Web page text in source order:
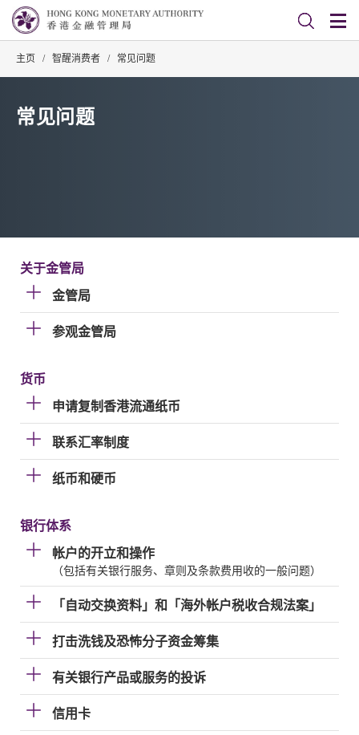
主页 / 智醒消费者 / 常见问题
常见问题
关于金管局
金管局
参观金管局
货币
申请复制香港流通纸币
联系汇率制度
纸币和硬币
银行体系
帐户的开立和操作
（包括有关银行服务、章则及条款费用收的一般问题）
「自动交换资料」和「海外帐户税收合规法案」
打击洗钱及恐怖分子资金筹集
有关银行产品或服务的投诉
信用卡